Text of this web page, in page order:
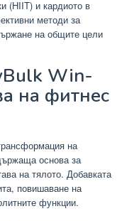
(HIIT) и кардиото в
методи за
на общите цели
Win-
на фитнес
на
основа за
на тялото. Добавката
повишаване на
функции.